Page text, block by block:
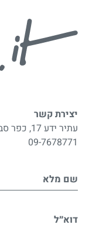
יצירת קשר
עתיר ידע 17, כפר סבא. 4464323.
09-7678771
שם מלא
דוא״ל